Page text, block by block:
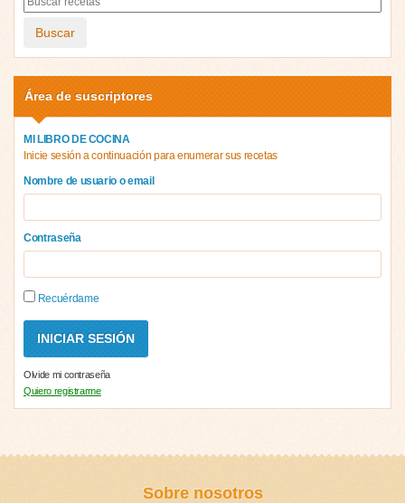
Buscar
Área de suscriptores
MI LIBRO DE COCINA
Inicie sesión a continuación para enumerar sus recetas
Nombre de usuario o email
Contraseña
Recuérdame
Olvide mi contraseña
Quiero registrarme
Sobre nosotros